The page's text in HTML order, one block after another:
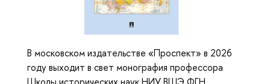
В московском издательстве «Проспект» в 2026
году выходит в свет монография профессора